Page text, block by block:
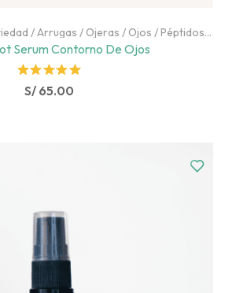
/Arrugas / Ojeras / Ojos /Péptidos/
Rostro
Serum Contorno De Ojos
Rated
S/65.00